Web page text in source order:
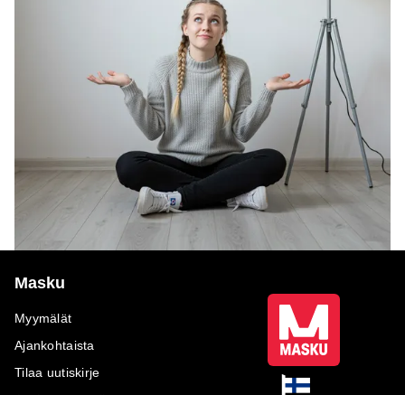
Masku
Myymälät
Ajankohtaista
Tilaa uutiskirje